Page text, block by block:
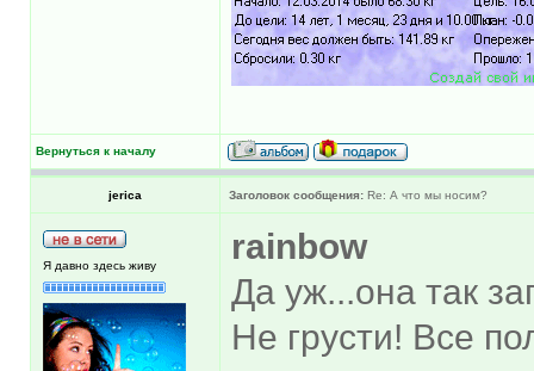
Вернуться к началу
jerica Заголовок сообщения: Re: А что мы носим?
Я давно здесь живу
rainbow
Да уж...она так
Не грусти! Все